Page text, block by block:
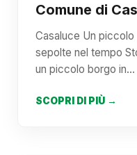
Comune di
Casaluce Un
sepolte nel tempo
un piccolo borgo in…
SCOPRI DI PIÙ →